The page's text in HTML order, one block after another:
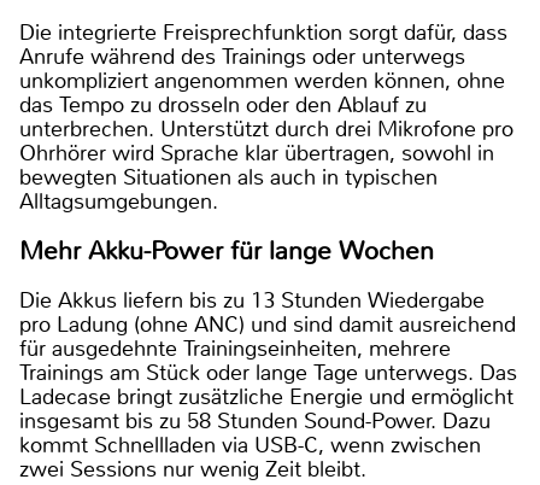
Die integrierte Freisprechfunktion sorgt dafür, dass
Anrufe während des Trainings oder unterwegs
unkompliziert angenommen werden können, ohne
das Tempo zu drosseln oder den Ablauf zu
unterbrechen. Unterstützt durch drei Mikrofone pro
Ohrhörer wird Sprache klar übertragen, sowohl in
bewegten Situationen als auch in typischen
Alltagsumgebungen.
Mehr Akku-Power für lange Wochen
Die Akkus liefern bis zu 13 Stunden Wiedergabe
pro Ladung (ohne ANC) und sind damit ausreichend
für ausgedehnte Trainingseinheiten, mehrere
Trainings am Stück oder lange Tage unterwegs. Das
Ladecase bringt zusätzliche Energie und ermöglicht
insgesamt bis zu 58 Stunden Sound-Power. Dazu
kommt Schnellladen via USB-C, wenn zwischen
zwei Sessions nur wenig Zeit bleibt.